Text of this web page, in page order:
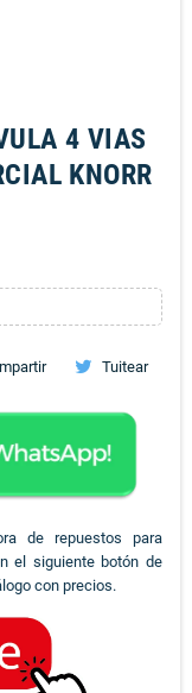
4 VIAS
KNORR
Tuitear
de repuestos para
el siguiente botón de
con precios.